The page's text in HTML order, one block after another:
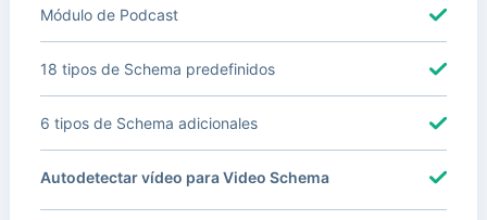
Módulo de Podcast
18 tipos de Schema predefinidos
6 tipos de Schema adicionales
Autodetectar vídeo para Video Schema